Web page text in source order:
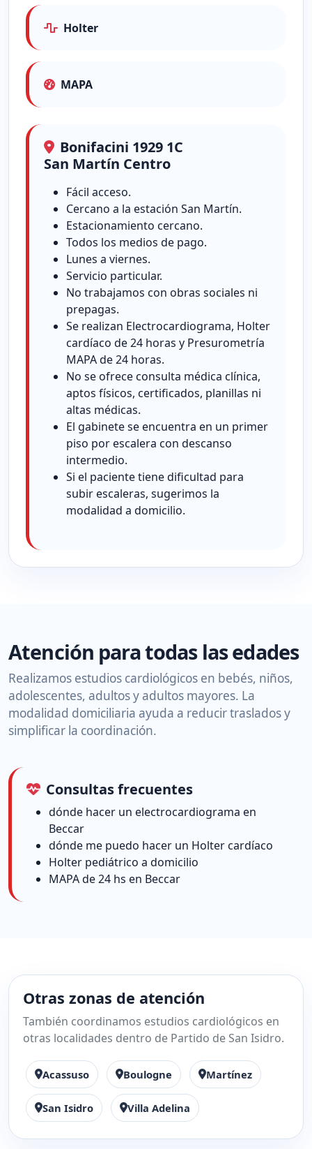
Holter
MAPA
Bonifacini 1929 1C
San Martín Centro
Fácil acceso.
Cercano a la estación San Martín.
Estacionamiento cercano.
Todos los medios de pago.
Lunes a viernes.
Servicio particular.
No trabajamos con obras sociales ni
prepagas.
Se realizan Electrocardiograma, Holter
cardíaco de 24 horas y Presurometría
MAPA de 24 horas.
No se ofrece consulta médica clínica,
aptos físicos, certificados, planillas ni
altas médicas.
El gabinete se encuentra en un primer
piso por escalera con descanso
intermedio.
Si el paciente tiene dificultad para
subir escaleras, sugerimos la
modalidad a domicilio.
Atención para todas las edades
Realizamos estudios cardiológicos en bebés, niños,
adolescentes, adultos y adultos mayores. La
modalidad domiciliaria ayuda a reducir traslados y
simplificar la coordinación.
Consultas frecuentes
dónde hacer un electrocardiograma en
Beccar
dónde me puedo hacer un Holter cardíaco
Holter pediátrico a domicilio
MAPA de 24 hs en Beccar
Otras zonas de atención
También coordinamos estudios cardiológicos en
otras localidades dentro de Partido de San Isidro.
Acassuso Boulogne Martínez
San Isidro Villa Adelina